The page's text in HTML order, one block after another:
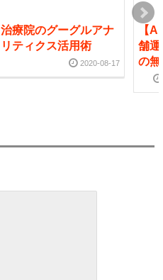
治療院のグーグルアナ
リティクス活用術
2020-08-17
【
舗
の